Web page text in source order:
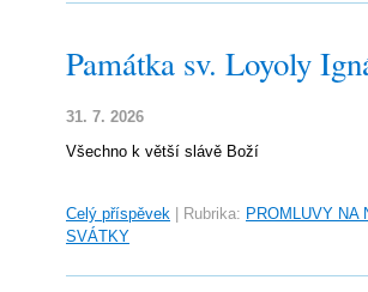
Památka sv. Loyoly
31. 7. 2026
Všechno k větší slávě Boží
Celý příspěvek Rubrika: PROMLUVY NA
SVÁTKY